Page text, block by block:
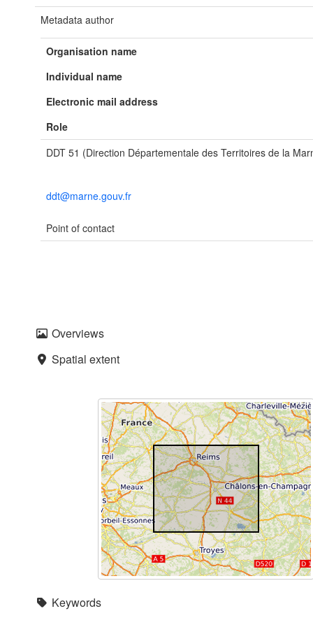
Metadata author
Organisation name
Individual name
Electronic mail address
Role
DDT 51 (Direction Départementale des Territoires de la
ddt@marne.gouv.fr
Point of contact
Overviews
Spatial extent
Keywords